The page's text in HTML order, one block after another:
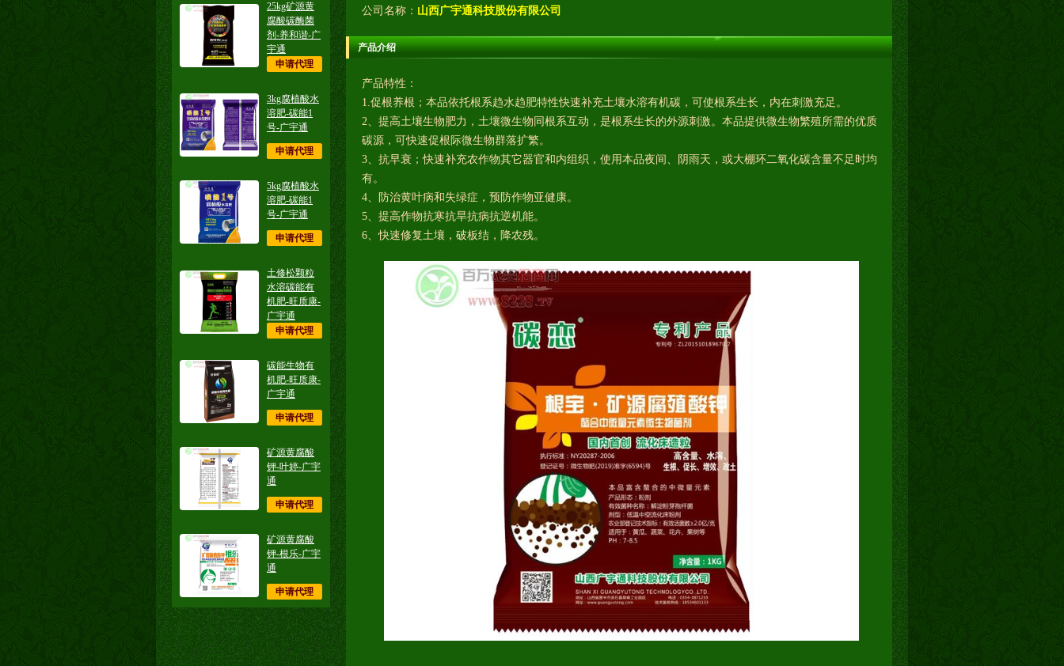
25kg矿源黄
腐酸碳酶菌
剂-养和谐-广
宇通
申请代理
3kg腐植酸水
溶肥-碳能1
号-广宇通
申请代理
5kg腐植酸水
溶肥-碳能1
号-广宇通
申请代理
土修松颗粒
水溶碳能有
机肥-旺质康-
广宇通
申请代理
碳能生物有
机肥-旺质康-
广宇通
申请代理
矿源黄腐酸
钾-叶婷-广宇
通
申请代理
矿源黄腐酸
钾-根乐-广宇
通
申请代理
公司名称： 山西广宇通科技股份有限公司
产品介绍
产品特性：
1.促根养根；本品依托根系趋水趋肥特性快速补充土壤水溶有机碳，可使根系生长，内在刺激充足。
2、提高土壤生物肥力，土壤微生物同根系互动，是根系生长的外源刺激。本品提供微生物繁殖所需的优质
碳源，可快速促根际微生物群落扩繁。
3、抗早衰；快速补充农作物其它器官和内组织，使用本品夜间、阴雨天，或大棚环二氧化碳含量不足时均
有。
4、防治黄叶病和失绿症，预防作物亚健康。
5、提高作物抗寒抗旱抗病抗逆机能。
6、快速修复土壤，破板结，降农残。